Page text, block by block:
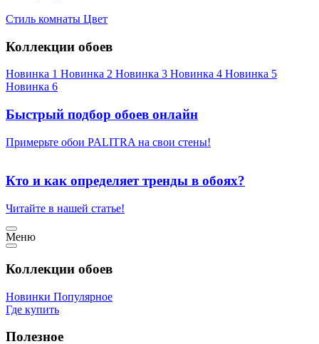
Стиль комнаты Цвет
Коллекции обоев
Новинка 1 Новинка 2 Новинка 3 Новинка 4 Новинка 5
Новинка 6
Быстрый подбор обоев онлайн
Примерьте обои PALITRA на свои стены!
Кто и как определяет тренды в обоях?
Читайте в нашей статье!
Меню
Коллекции обоев
Новинки Популярное
Где купить
Полезное